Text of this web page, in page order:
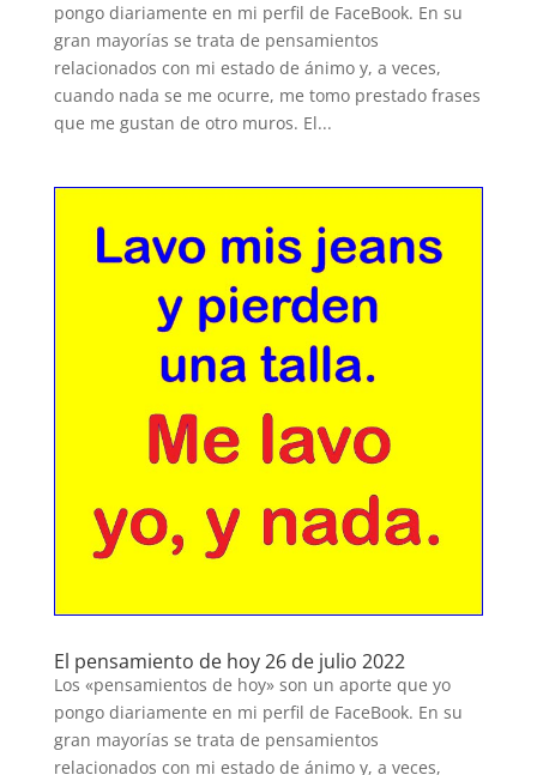
pongo diariamente en mi perfil de FaceBook. En su
gran mayorías se trata de pensamientos
relacionados con mi estado de ánimo y, a veces,
cuando nada se me ocurre, me tomo prestado frases
que me gustan de otro muros. El...
El pensamiento de hoy 26 de julio 2022
Los «pensamientos de hoy» son un aporte que yo
pongo diariamente en mi perfil de FaceBook. En su
gran mayorías se trata de pensamientos
relacionados con mi estado de ánimo y, a veces,